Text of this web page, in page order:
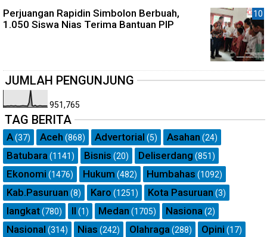
Perjuangan Rapidin Simbolon Berbuah,
1.050 Siswa Nias Terima Bantuan PIP
JUMLAH PENGUNJUNG
951,765
TAG BERITA
A(37) Aceh (868) Advertorial (5) Asahan (24)
Batubara(1141) Bisnis (20) Deliserdang (851)
Ekonomi (1476) Hukum (482) Humbahas (1092)
Kab.Pasuruan (8) Karo (1251) Kota Pasuruan (3)
langkat(780) ll (1) Medan (1705) Nasiona(2)
Nasional (314) Nias (242) Olahraga(288) Opini (17)